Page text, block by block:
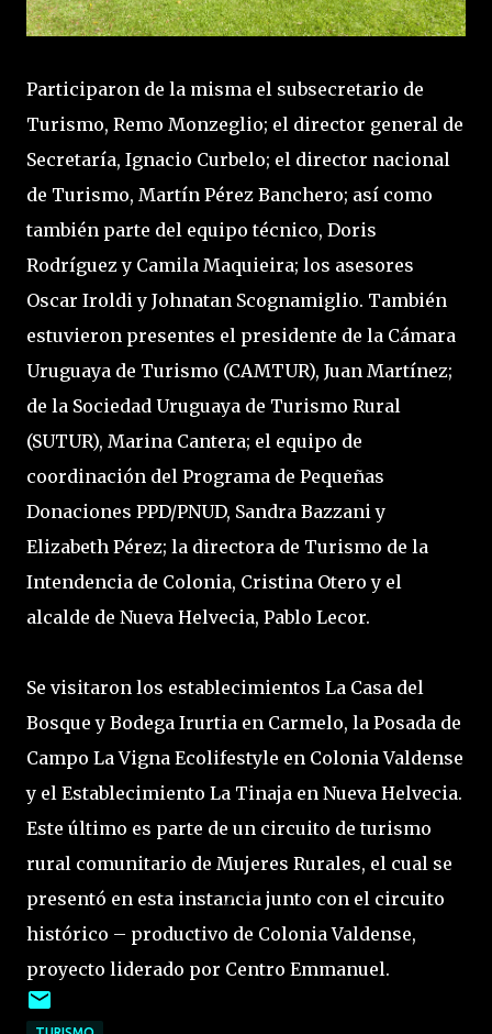
Participaron de la misma el subsecretario de
Turismo, Remo Monzeglio; el director general de
Secretaría, Ignacio Curbelo; el director nacional
de Turismo, Martín Pérez Banchero; así como
también parte del equipo técnico, Doris
Rodríguez y Camila Maquieira; los asesores
Oscar Iroldi y Johnatan Scognamiglio. También
estuvieron presentes el presidente de la Cámara
Uruguaya de Turismo (CAMTUR), Juan Martínez;
de la Sociedad Uruguaya de Turismo Rural
(SUTUR), Marina Cantera; el equipo de
coordinación del Programa de Pequeñas
Donaciones PPD/PNUD, Sandra Bazzani y
Elizabeth Pérez; la directora de Turismo de la
Intendencia de Colonia, Cristina Otero y el
alcalde de Nueva Helvecia, Pablo Lecor.
Se visitaron los establecimientos La Casa del
Bosque y Bodega Irurtia en Carmelo, la Posada de
Campo La Vigna Ecolifestyle en Colonia Valdense
y el Establecimiento La Tinaja en Nueva Helvecia.
Este último es parte de un circuito de turismo
rural comunitario de Mujeres Rurales, el cual se
presentó en esta instancia junto con el circuito
histórico – productivo de Colonia Valdense,
proyecto liderado por Centro Emmanuel.